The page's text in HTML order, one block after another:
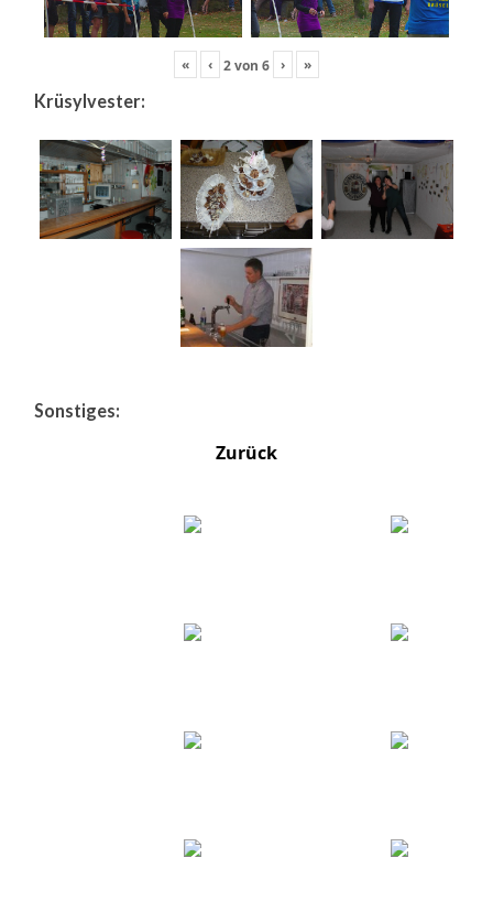
« ‹ 2von 6 › »
Krüsylvester:
Sonstiges:
Zurück